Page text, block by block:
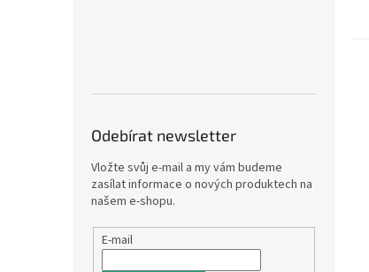
Odebírat newsletter
Vložte svůj e-mail a my vám budeme
zasílat informace o nových produktech na
našem e-shopu.
E-mail